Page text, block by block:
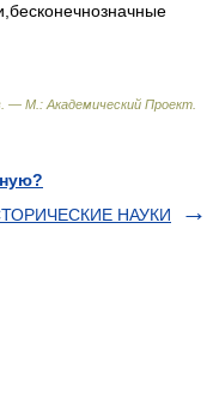
— М.: Академический Проект
НАУКИ